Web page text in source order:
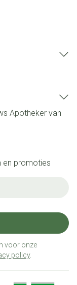
Apotheker van
en promoties
voor onze
policy.